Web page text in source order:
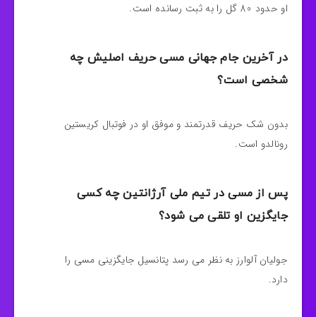
او حدود 80 گل را به ثبت رسانده است.
در آخرین جام جهانی مسی حریف اصلیش چه
شخصی است؟
بدون شک حریف قدرتمند و موفق او در فوتبال کریستین
رونالدو است.
پس از مسی در تیم ملی آرژانتین چه کسی
جایگزین او تلقی می شود؟
جولیان آلوارز به نظر می رسد پتانسیل جایگزینی مسی را
دارد.